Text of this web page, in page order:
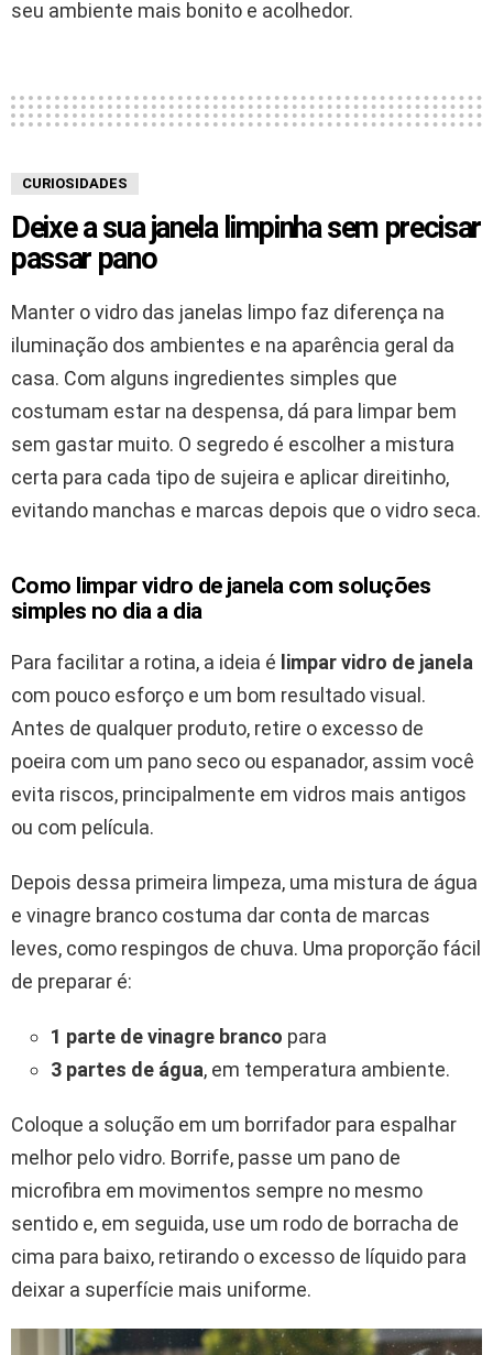
seu ambiente mais bonito e acolhedor.
CURIOSIDADES
Deixe a sua janela limpinha sem precisar
passar pano
Manter o vidro das janelas limpo faz diferença na
iluminação dos ambientes e na aparência geral da
casa. Com alguns ingredientes simples que
costumam estar na despensa, dá para limpar bem
sem gastar muito. O segredo é escolher a mistura
certa para cada tipo de sujeira e aplicar direitinho,
evitando manchas e marcas depois que o vidro seca.
Como limpar vidro de janela com soluções
simples no dia a dia
Para facilitar a rotina, a ideia é limpar vidro de janela
com pouco esforço e um bom resultado visual.
Antes de qualquer produto, retire o excesso de
poeira com um pano seco ou espanador, assim você
evita riscos, principalmente em vidros mais antigos
ou com película.
Depois dessa primeira limpeza, uma mistura de água
e vinagre branco costuma dar conta de marcas
leves, como respingos de chuva. Uma proporção fácil
de preparar é:
1 parte de vinagre branco para
3 partes de água, em temperatura ambiente.
Coloque a solução em um borrifador para espalhar
melhor pelo vidro. Borrife, passe um pano de
microfibra em movimentos sempre no mesmo
sentido e, em seguida, use um rodo de borracha de
cima para baixo, retirando o excesso de líquido para
deixar a superfície mais uniforme.